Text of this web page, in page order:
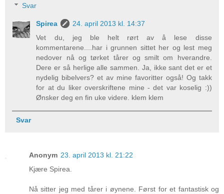
Svar
Spirea
24. april 2013 kl. 14:37
Vet du, jeg ble helt rørt av å lese disse
kommentarene....har i grunnen sittet her og lest meg
nedover nå og tørket tårer og smilt om hverandre.
Dere er så herlige alle sammen. Ja, ikke sant det er et
nydelig bibelvers? et av mine favoritter også! Og takk
for at du liker overskriftene mine - det var koselig :))
Ønsker deg en fin uke videre. klem klem
Svar
Anonym 23. april 2013 kl. 21:22
Kjære Spirea.
Nå sitter jeg med tårer i øynene. Først for et fantastisk og